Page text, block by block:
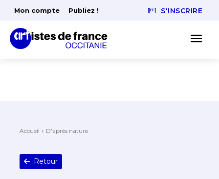
Mon compte Publiez ! S'INSCRIRE
Accueil D'après nature
Retour